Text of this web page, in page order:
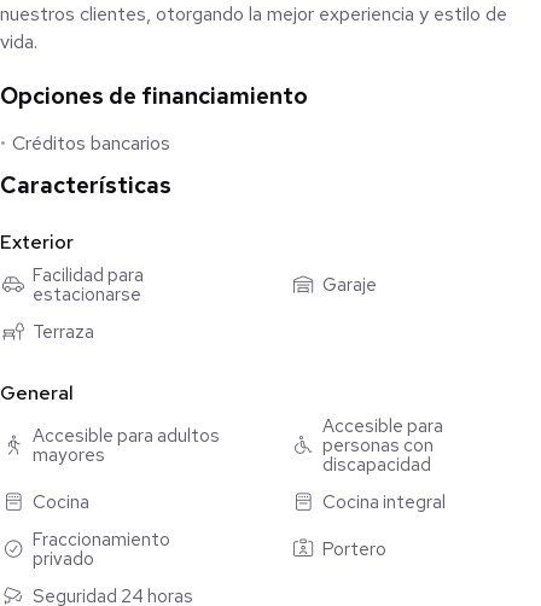
nuestros clientes, otorgando la mejor experiencia y estilo de
vida.
Modelo Bombina son departamentos que cuentan con 2
recamaras, 2 baños, sala y comedor, cocina integral con granito,
bodega y área de lavado.
Existen 2 unidades disponibles de este modelo.
Equipamiento
• Piso de 45cm x 90cm
• Parrilla eléctrica
• Puertas de carpintería de piso a techo
• Cancel de baño
• Preparación para aire acondicionado
Amenidades
• Pool & grill
Opciones de financiamiento
Créditos bancarios
Características
Exterior
Facilidad para
estacionarse
Garaje
Terraza
General
Accesible para adultos
mayores
Accesible para
personas con
discapacidad
Cocina
Cocina integral
Fraccionamiento
privado
Portero
Seguridad 24 horas